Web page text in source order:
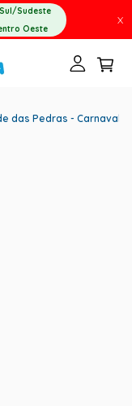
Sul/Sudeste
Oeste
X
das Pedras - Carnaval